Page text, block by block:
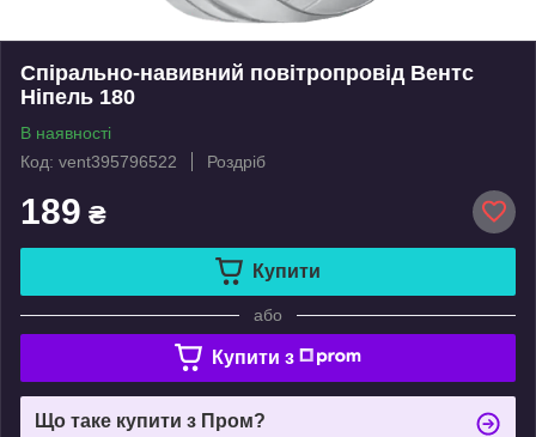
Спірально-навивний повітропровід Вентс
Ніпель 180
В наявності
Код: vent395796522
Роздріб
189 ₴
Купити
або
Купити з
Що таке купити з Пром?